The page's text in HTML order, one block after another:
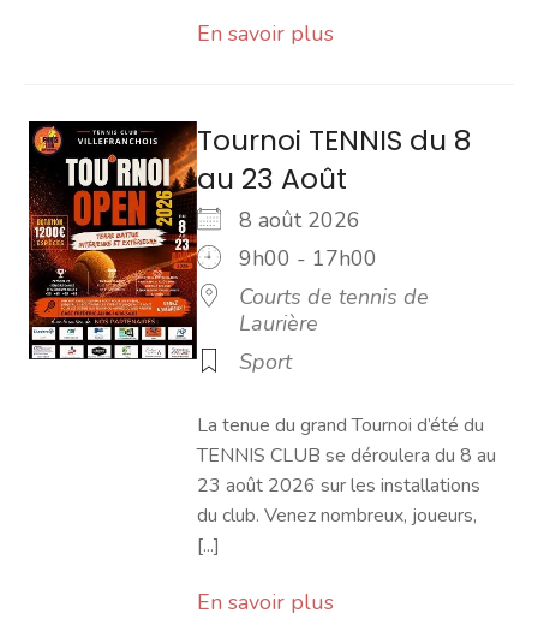
En savoir plus
Tournoi TENNIS du 8
au 23 Août
8 août 2026
9h00 - 17h00
Courts de tennis de
Laurière
Sport
La tenue du grand Tournoi d’été du
TENNIS CLUB se déroulera du 8 au
23 août 2026 sur les installations
du club. Venez nombreux, joueurs,
[...]
En savoir plus